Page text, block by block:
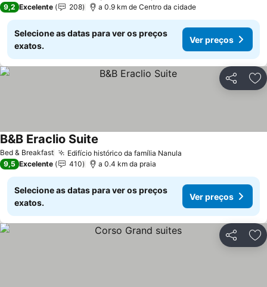
9,2 Excelente 208 a 0.9 km de Centro da cidade
Selecione as datas para ver os preços
exatos.
Ver preços
Partilhar
Bed & Breakfast Edifício histórico da família Nanula
B&B Eraclio Suite
9,5 Excelente 410 a 0.4 km da praia
Selecione as datas para ver os preços
exatos.
Ver preços
Partilhar